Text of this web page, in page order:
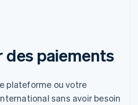
paiements
plateforme ou votre
sans avoir besoin